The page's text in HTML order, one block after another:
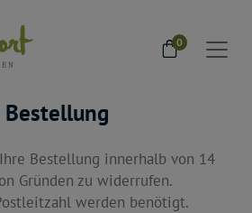
0
Bestellung innerhalb von 14
Gründen zu widerrufen.
werden benötigt.